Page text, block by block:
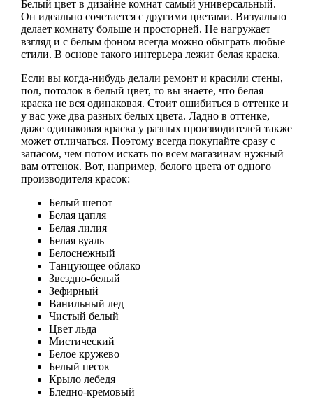
Белый цвет в дизайне комнат самый универсальный.
Он идеально сочетается с другими цветами. Визуально
делает комнату больше и просторней. Не нагружает
взгляд и с белым фоном всегда можно обыграть любые
стили. В основе такого интерьера лежит белая краска.
Если вы когда-нибудь делали ремонт и красили стены,
пол, потолок в белый цвет, то вы знаете, что белая
краска не вся одинаковая. Стоит ошибиться в оттенке и
у вас уже два разных белых цвета. Ладно в оттенке,
даже одинаковая краска у разных производителей также
может отличаться. Поэтому всегда покупайте сразу с
запасом, чем потом искать по всем магазинам нужный
вам оттенок. Вот, например, белого цвета от одного
производителя красок:
Белый шепот
Белая цапля
Белая лилия
Белая вуаль
Белоснежный
Танцующее облако
Звездно-белый
Зефирный
Ванильный лед
Чистый белый
Цвет льда
Мистический
Белое кружево
Белый песок
Крыло лебедя
Бледно-кремовый